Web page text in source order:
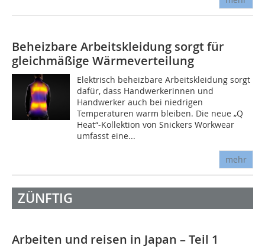
Beheizbare Arbeitskleidung sorgt für
gleichmäßige Wärmeverteilung
Elektrisch beheizbare Arbeitskleidung sorgt
dafür, dass Handwerkerinnen und
Handwerker auch bei niedrigen
Temperaturen warm bleiben. Die neue „Q
Heat“-Kollektion von Snickers Workwear
umfasst eine...
mehr
ZÜNFTIG
Arbeiten und reisen in Japan – Teil 1